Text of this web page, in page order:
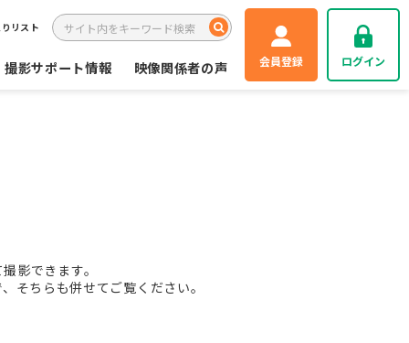
リスト
撮影サポート情報 映像関係者の声 会員登録 ログイン
影できます。
そちらも併せてご覧ください。